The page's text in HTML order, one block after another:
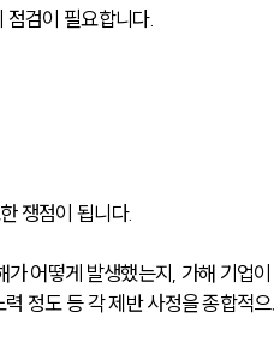
검이 필요합니다.
쟁점이 됩니다.
어떻게 발생했는지, 가해 기업
정도 등 각 제반 사정을 종합적